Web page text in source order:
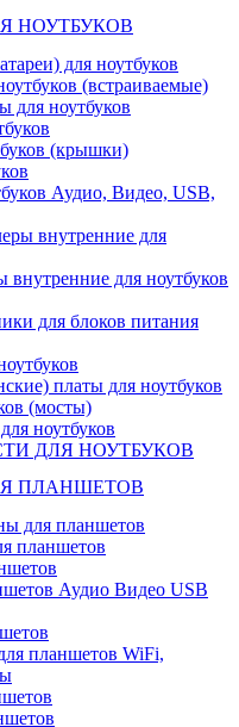
НОУТБУКОВ
для ноутбуков
(встраиваемые)
для ноутбуков
(крышки)
Аудио, Видео, USB,
внутренние для
внутренние для ноутбуков
для блоков питания
платы для ноутбуков
(мосты)
ноутбуков
ДЛЯ НОУТБУКОВ
ПЛАНШЕТОВ
для планшетов
планшетов
Аудио Видео USB
планшетов WiFi,